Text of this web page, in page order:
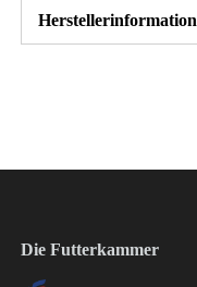
Herstellerinformation
Die Futterkammer